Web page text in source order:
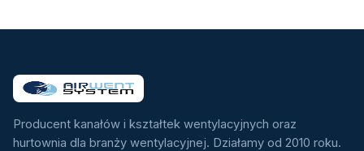
Producent kanałów i kształtek wentylacyjnych oraz
hurtownia dla branży wentylacyjnej. Działamy od 2010 roku.